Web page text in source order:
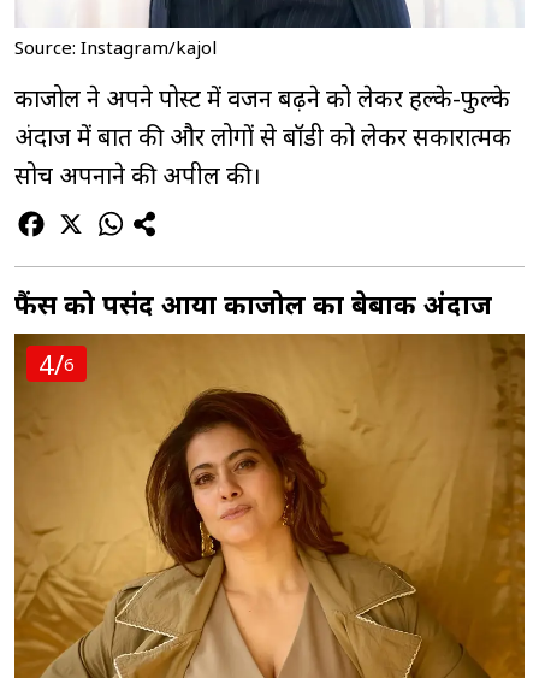
Source: Instagram/kajol
काजोल ने अपने पोस्ट में वजन बढ़ने को लेकर हल्के-फुल्के
अंदाज में बात की और लोगों से बॉडी को लेकर सकारात्मक
सोच अपनाने की अपील की।
फैंस को पसंद आया काजोल का बेबाक अंदाज
4/6